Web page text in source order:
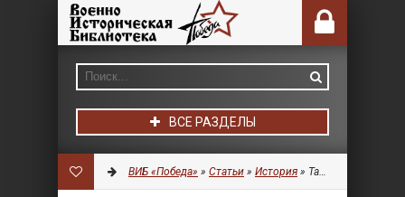
ВСЕ РАЗДЕЛЫ
ВИБ «Победа» » Статьи » История » Танковые тараны